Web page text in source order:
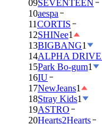
09SEVENTEEN
10aespa
11CORTIS
12SHINee1
13BIGBANG1
14ALPHA
15Park Bo-gum1
16IU
17NewJeans1
18Stray Kids1
19ASTRO
20Hearts2Hearts